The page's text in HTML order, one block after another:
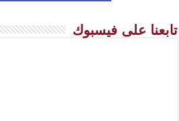
تابعنا على فيسبوك